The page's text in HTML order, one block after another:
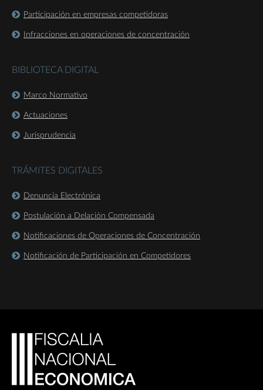
Participación en empresas competidoras
Infracciones en operaciones de concentración
BIBLIOTECA DIGITAL
Marco Normativo
Actuaciones
Jurisprudencia
TRÁMITES DIGITALES
Denuncia Electrónica
Postulación a Delación Compensada
Notificaciones de Operaciones de Concentración
Notificación de Participación en Competidores